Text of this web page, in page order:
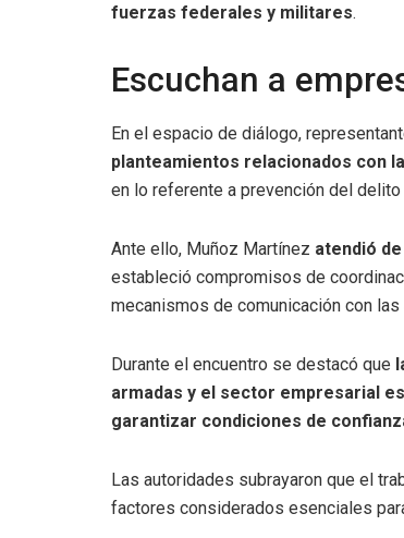
fuerzas federales y militares.
Escuchan a
En el espacio de diálogo,
planteamientos relacionados con
en lo referente a prevención del
Ante ello, Muñoz Martínez atendió
estableció compromisos de
mecanismos de comunicación con las
Durante el encuentro se destacó que
armadas y el sector empresarial
garantizar condiciones de
Las autoridades subrayaron que el
factores considerados esenciales